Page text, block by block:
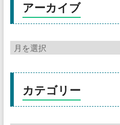
アーカイブ
カテゴリー